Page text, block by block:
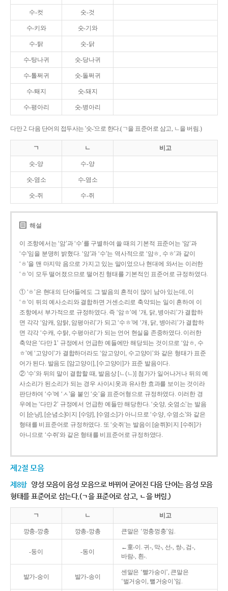
수-컷 숫-것
수-키와 숫-기와
수-탉 숫-닭
수-탕나귀 숫-당나귀
수-톨쩌귀 숫-돌쩌귀
수-퇘지 숫-돼지
수-평아리 숫-병아리
다만 2. 다음 단어의 접두사는 '숫-'으로 한다.(ㄱ을 표준어로 삼고, ㄴ을 버림.)
ㄱ ㄴ 비고
숫-양 수-양
숫-염소 수-염소
숫-쥐 수-쥐
해설
이 조항에서는 ‘암’과 ‘수’를 구별하여 쓸 때의 기본적 표준어는 ‘암’과
‘수’임을 분명히 밝혔다. ‘암’과 ‘수’는 역사적으로 ‘암ㅎ, 수ㅎ’과 같이
‘ㅎ’을 맨 마지막 음으로 가지고 있는 말이었으나 현대에 와서는 이러한
‘ㅎ’이 모두 떨어졌으므로 떨어진 형태를 기본적인 표준어로 규정하였다.
① ‘ㅎ’은 현대의 단어들에도 그 발음의 흔적이 많이 남아 있는데, 이
‘ㅎ’이 뒤의 예사소리와 결합하면 거센소리로 축약되는 일이 흔하여 이
조항에서 부가적으로 규정하였다. 즉 ‘암ㅎ’에 ‘개, 닭, 병아리’가 결합하
면 각각 ‘암캐, 암탉, 암평아리’가 되고 ‘수ㅎ’에 ‘개, 닭, 병아리’가 결합하
면 각각 ‘수캐, 수탉, 수평아리’가 되는 언어 현실을 존중하였다. 이러한
축약은 ‘다만 1’ 규정에서 언급한 예들에만 해당되는 것이므로 ‘암ㅎ, 수
ㅎ’에 ‘고양이’가 결합하더라도 ‘암고양이, 수고양이’와 같은 형태가 표준
어가 된다. 발음도 [암고양이], [수고양이]가 표준 발음이다.
② ‘수’와 뒤의 말이 결합할 때, 발음상 [ㄴ(ㄴ)] 첨가가 일어나거나 뒤의 예
사소리가 된소리가 되는 경우 사이시옷과 유사한 효과를 보이는 것이라
판단하여 ‘수’에 ‘ㅅ’을 붙인 ‘숫’을 표준어형으로 규정하였다. 이러한 경
우에는 ‘다만 2’ 규정에서 언급한 예들만 해당한다. ‘숫양, 숫염소’는 발음
이 [순냥], [순념소]이지 [수양], [수염소]가 아니므로 ‘수양, 수염소’와 같은
형태를 비표준어로 규정하였다. 또 ‘숫쥐’는 발음이 [숟쮜]이지 [수쥐]가
아니므로 ‘수쥐’와 같은 형태를 비표준어로 규정하였다.
제2절 모음
제8항 양성 모음이 음성 모음으로 바뀌어 굳어진 다음 단어는 음성 모음
형태를 표준어로 삼는다.(ㄱ을 표준어로 삼고, ㄴ을 버림.)
ㄱ ㄴ 비고
깡충-깡충 깡총-깡총 큰말은 ‘껑충껑충’임.
-둥이 -동이
←童-이. 귀-, 막-, 선-, 쌍-, 검-,
바람-, 흰-.
발가-숭이 발가-송이
센말은 ‘빨가숭이’, 큰말은
‘벌거숭이, 뻘거숭이’임.